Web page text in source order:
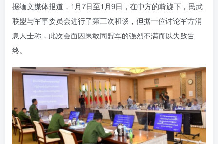
据缅文媒体报道，1月7日至1月9日，在中方的斡旋下，民武
联盟与军事委员会进行了第三次和谈，但据一位讨论军方消
息人士称，此次会面因果敢同盟军的强烈不满而以失败告
终。